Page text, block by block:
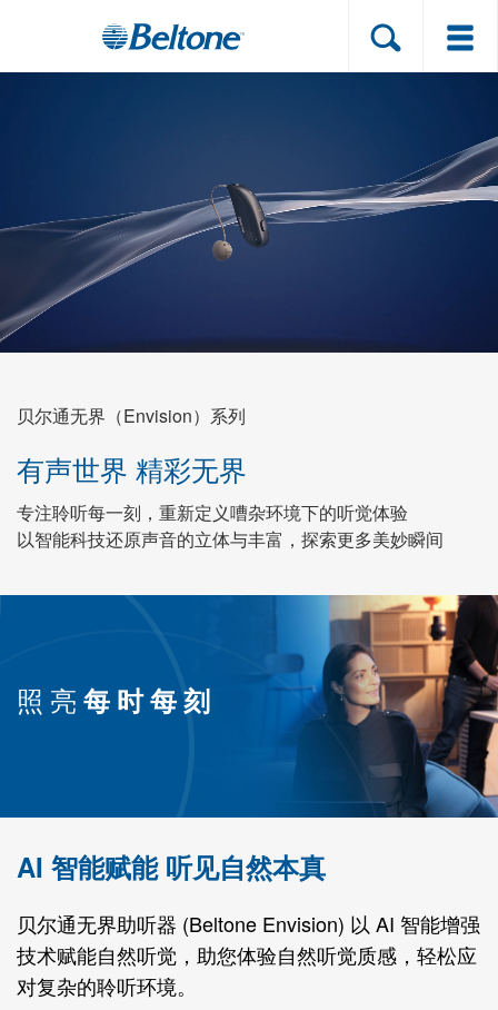
关于听力损失
关于贝尔通
门店位置
Blog
Brazil
Canada
Danmark
India
International
Italia
New Zealand
suisse
Sverige
贝尔通无界（Envision）系列
有声世界 精彩无界
专注聆听每一刻，重新定义嘈杂环境下的听觉体验
以智能科技还原声音的立体与丰富，探索更多美妙瞬间
照亮 每时每刻
AI 智能赋能 听见自然本真
贝尔通无界助听器 (Beltone Envision) 以 AI 智能增强
技术赋能自然听觉，助您体验自然听觉质感，轻松应
对复杂的聆听环境。